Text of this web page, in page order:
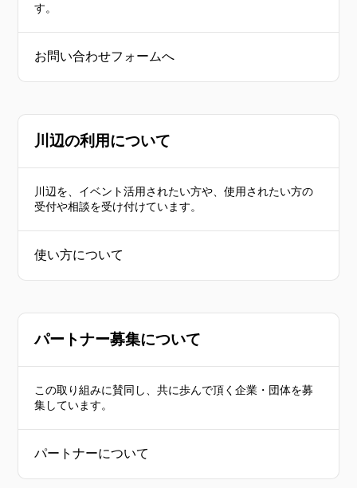
す。
お問い合わせフォームへ
川辺の利用について
川辺を、イベント活用されたい方や、使用されたい方の
受付や相談を受け付けています。
使い方について
パートナー募集について
この取り組みに賛同し、共に歩んで頂く企業・団体を募
集しています。
パートナーについて